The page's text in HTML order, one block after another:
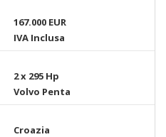
167.000 EUR
IVA Inclusa
2 x 295 Hp
Volvo Penta
Croazia